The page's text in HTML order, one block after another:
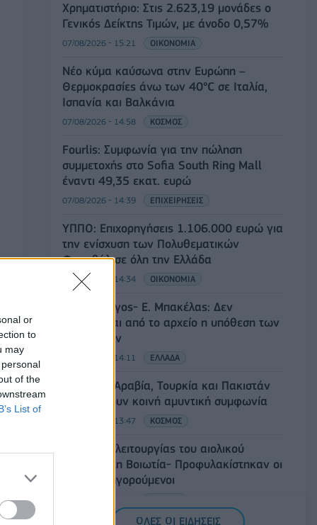
or
to
may
of the
List of
Χρηματιστήριο: Στις 2.623,19 μονάδες ο
Γενικός Δείκτης Τιμών, με άνοδο 0,57%
07/08/2026 - 15:21 ΟΙΚΟΝΟΜΙΑ
Νέο κύμα καύσωνα στην Ευρώπη –
Θερμοκρασίες άνω των 40°C σε Ιταλία,
Ισπανία και Βαλκάνια
07/08/2026 - 14:58 ΚΟΣΜΟΣ
Fourlis: Συμφωνία για την πώληση
συμμετοχής στο Sofia South Ring Mall
έναντι 49,35 εκατ. ευρώ
07/08/2026 - 14:39 ΕΠΙΧΕΙΡΗΣΕΙΣ
ΥΠΠΟ: Επιχορηγήσεις 1.106.000 ευρώ για
την ενίσχυση των Πολυθεματικών
Φεστιβάλ σε όλη την Ελλάδα
07/08/2026 - 14:34 ΟΙΚΟΝΟΜΙΑ
Άρειος Πάγος- Ε. Μπακέλας: Δεν
ανασύρεται από το αρχείο η υπόθεση των
υποκλοπών
07/08/2026 - 14:11 ΕΛΛΑΔΑ
Σαουδική Αραβία, Τουρκία και Πακιστάν
υπογράφουν κοινή αμυντική συμφωνία
07/08/2026 - 13:47 ΚΟΣΜΟΣ
Αναστολή λειτουργίας του αιολικού
πάρκου στη Βοιωτία- Προφυλακίστηκαν οι
τρεις κατηγορούμενοι
ΟΛΕΣ ΟΙ ΕΙΔΗΣΕΙΣ